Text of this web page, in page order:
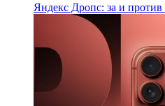
Яндекс Дропс: за и